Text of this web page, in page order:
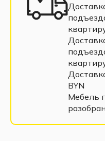
BYN
Мебель